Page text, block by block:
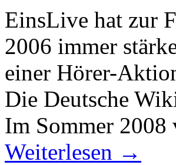
EinsLive hat zur
2006 immer
einer Hörer-
Die Deutsche
Im Sommer
Weiterlesen →